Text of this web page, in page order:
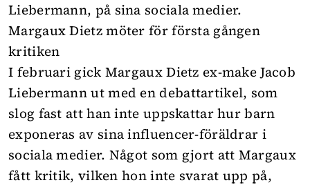
Liebermann, på sina sociala medier.
Margaux Dietz möter för första gången
kritiken
I februari gick Margaux Dietz ex-make Jacob
Liebermann ut med en debattartikel, som
slog fast att han inte uppskattar hur barn
exponeras av sina influencer-föräldrar i
sociala medier. Något som gjort att Margaux
fått kritik, vilken hon inte svarat upp på,